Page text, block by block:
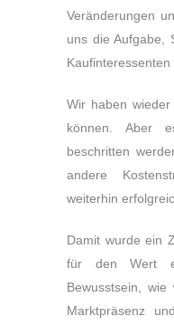
Veränderungen
uns die Aufgabe,
Kaufinteressenten
Wir haben
können. Aber
beschritten
andere
weiterhin
Damit wurde ein
für den Wert
Bewusstsein,
Marktpräsenz